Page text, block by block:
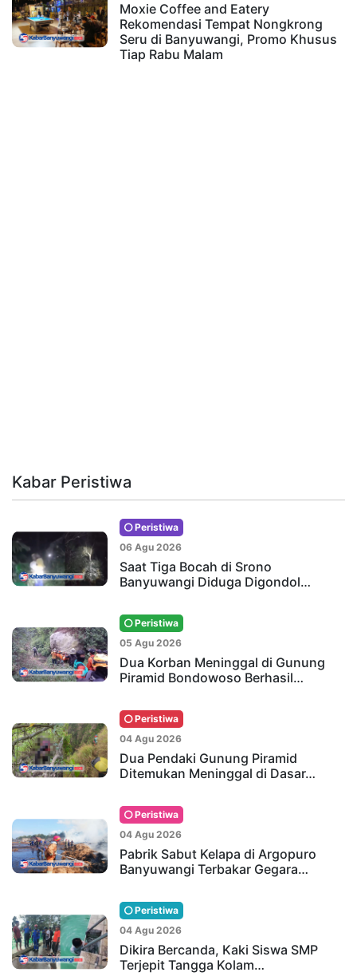
Moxie Coffee and Eatery
Rekomendasi Tempat Nongkrong
Seru di Banyuwangi, Promo Khusus
Tiap Rabu Malam
Kabar Peristiwa
Peristiwa
06 Agu 2026
Saat Tiga Bocah di Srono
Banyuwangi Diduga Digondol…
Peristiwa
05 Agu 2026
Dua Korban Meninggal di Gunung
Piramid Bondowoso Berhasil…
Peristiwa
04 Agu 2026
Dua Pendaki Gunung Piramid
Ditemukan Meninggal di Dasar…
Peristiwa
04 Agu 2026
Pabrik Sabut Kelapa di Argopuro
Banyuwangi Terbakar Gegara…
Peristiwa
04 Agu 2026
Dikira Bercanda, Kaki Siswa SMP
Terjepit Tangga Kolam…